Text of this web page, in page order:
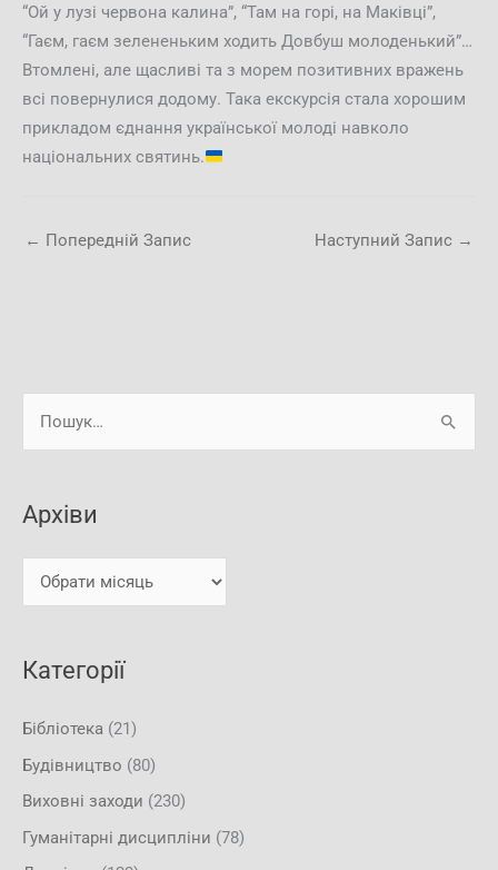
“Ой у лузі червона калина”, “Там на горі, на Маківці”,
“Гаєм, гаєм зелененьким ходить Довбуш молоденький”…
Втомлені, але щасливі та з морем позитивних вражень
всі повернулися додому. Така екскурсія стала хорошим
прикладом єднання української молоді навколо
національних святинь.
← Попередній Запис Наступний Запис →
а
т
Архіви
Категорії
Бібліотека (21)
Будівництво (80)
Виховні заходи (230)
Гуманітарні дисципліни (78)